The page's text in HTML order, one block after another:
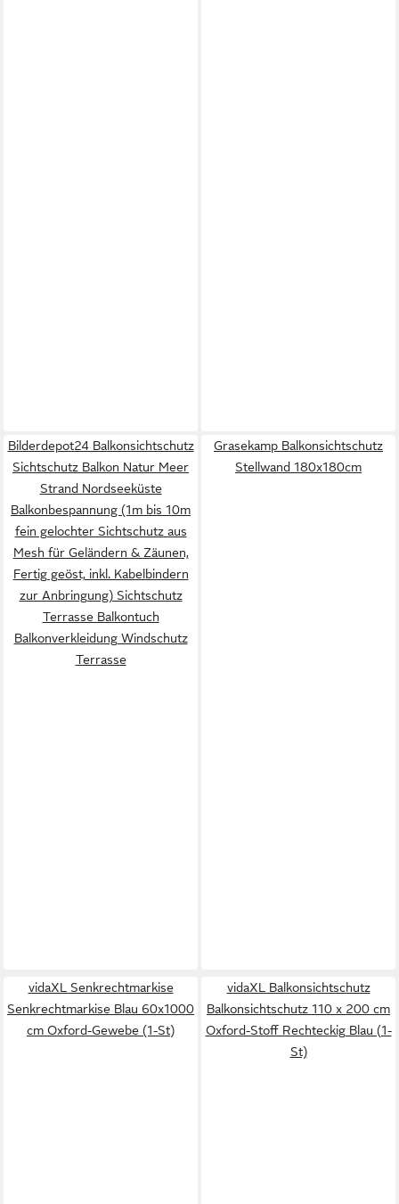
Bilderdepot24 Balkonsichtschutz
Sichtschutz Balkon Natur Meer
Strand Nordseeküste
Balkonbespannung (1m bis 10m
fein gelochter Sichtschutz aus
Mesh für Geländern & Zäunen,
Fertig geöst, inkl. Kabelbindern
zur Anbringung) Sichtschutz
Terrasse Balkontuch
Balkonverkleidung Windschutz
Terrasse
Grasekamp Balkonsichtschutz
Stellwand 180x180cm
vidaXL Senkrechtmarkise
Senkrechtmarkise Blau 60x1000
cm Oxford-Gewebe (1-St)
vidaXL Balkonsichtschutz
Balkonsichtschutz 110 x 200 cm
Oxford-Stoff Rechteckig Blau (1-
St)